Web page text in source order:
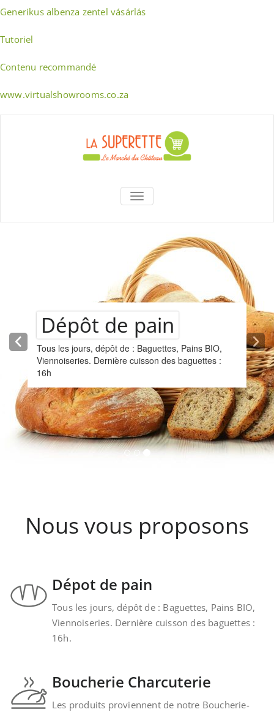
Generikus albenza zentel vásárlás
Tutoriel
Contenu recommandé
www.virtualshowrooms.co.za
La Superette –
le marché du
château
AFFICHER/MASQUER LA
Dépôt de pain
Tous les jours, dépôt de : Baguettes, Pains BIO,
Viennoiseries. Dernière cuisson des baguettes :
16h
Nous vous proposons
Dépot de pain
Tous les jours, dépôt de : Baguettes, Pains BIO,
Viennoiseries. Dernière cuisson des baguettes :
16h.
Boucherie Charcuterie
Les produits proviennent de notre Boucherie-